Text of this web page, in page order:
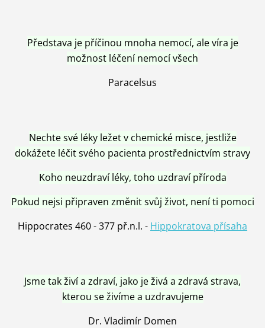
Představa je příčinou mnoha nemocí, ale víra je
možnost léčení nemocí všech
Paracelsus
Nechte své léky ležet v chemické misce, jestliže
dokážete léčit svého pacienta prostřednictvím stravy
Koho neuzdraví léky, toho uzdraví příroda
Pokud nejsi připraven změnit svůj život, není ti pomoci
Hippocrates 460 - 377 př.n.l. - Hippokratova přísaha
Jsme tak živí a zdraví, jako je živá a zdravá strava,
kterou se živíme a uzdravujeme
Dr. Vladimír Domen